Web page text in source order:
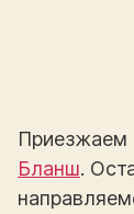
Приезжаем
Бланш.